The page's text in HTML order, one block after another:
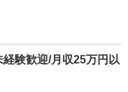
験歓迎/月収25万円以